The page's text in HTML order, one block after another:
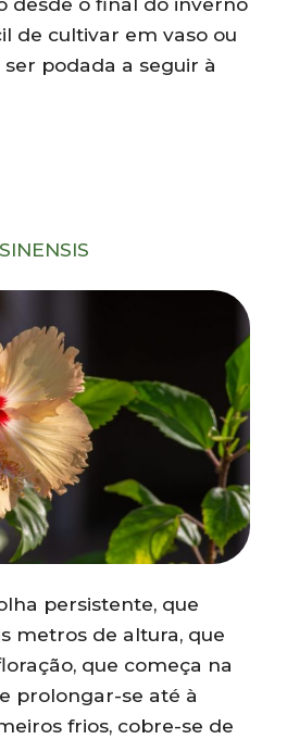
de cultivar em vaso ou
podada a seguir à
persistente, que
metros de altura, que
que começa na
prolongar-se até à
frios, cobre-se de